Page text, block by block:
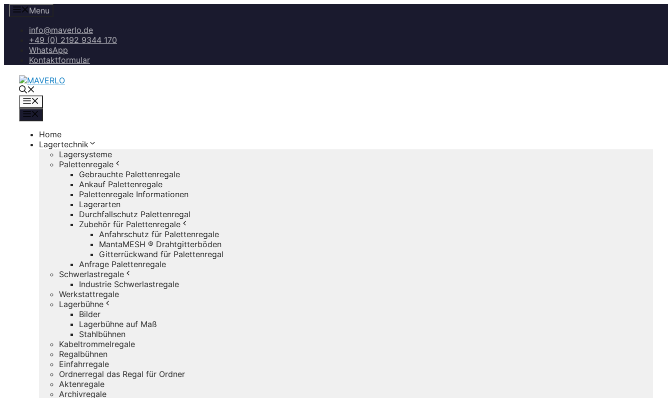
Zum
Inhalt
springen
Menu
info@maverlo.de
+49 (0) 2192 9344 170
WhatsApp
Kontaktformular
Home
Lagertechnik
Lagersysteme
Palettenregale
Gebrauchte Palettenregale
Ankauf Palettenregale
Palettenregale Informationen
Lagerarten
Durchfallschutz Palettenregal
Zubehör für Palettenregale
Anfahrschutz für Palettenregale
MantaMESH ® Drahtgitterböden
Gitterrückwand für Palettenregal
Anfrage Palettenregale
Schwerlastregale
Industrie Schwerlastregale
Werkstattregale
Lagerbühne
Bilder
Lagerbühne auf Maß
Stahlbühnen
Kabeltrommelregale
Regalbühnen
Einfahrregale
Ordnerregal das Regal für Ordner
Aktenregale
Archivregale